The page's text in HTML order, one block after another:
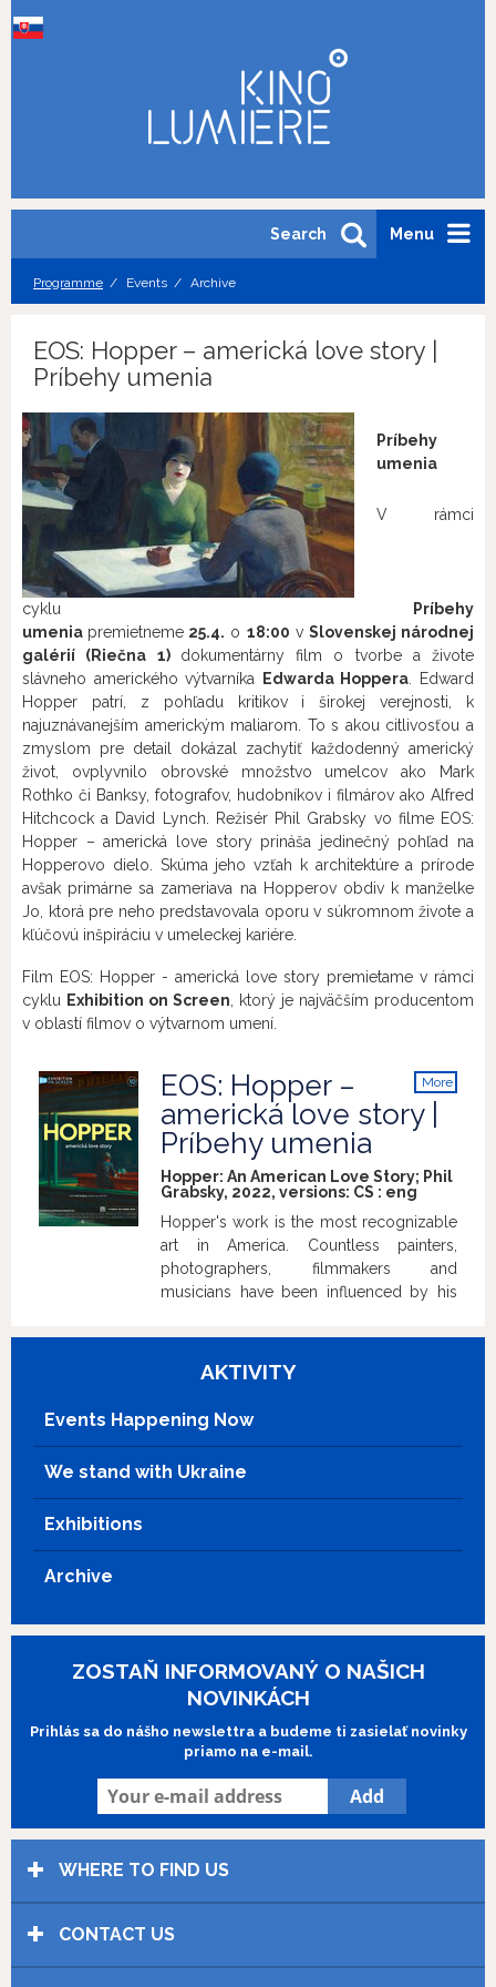
Menu
Search
Programme Events Archive
EOS: Hopper – americká love story |
Príbehy umenia
Príbehy
umenia
V rámci
cyklu
Príbehy
umenia premietneme 25.4. o 18:00 v Slovenskej národnej
galérií (Riečna 1) dokumentárny film o tvorbe a živote
slávneho amerického výtvarníka
Edwarda Hoppera . Edward
Hopper patrí, z pohľadu kritikov i širokej verejnosti, k
najuznávanejším americkým maliarom. To s akou citlivosťou a
zmyslom pre detail dokázal zachytiť každodenný americký
život, ovplyvnilo obrovské množstvo umelcov ako Mark
Rothko či Banksy, fotografov, hudobníkov i filmárov ako Alfred
Hitchcock a David Lynch. Režisér Phil Grabsky vo filme EOS:
Hopper – americká love story prináša jedinečný pohľad na
Hopperovo dielo. Skúma jeho vzťah k architektúre a prírode
avšak primárne sa zameriava na Hopperov obdiv k manželke
Jo, ktorá pre neho predstavovala oporu v súkromnom živote a
kľúčovú inšpiráciu v umeleckej kariére.
Film EOS: Hopper - americká love story premietame v rámci
cyklu Exhibition on Screen , ktorý je najväčším producentom
v oblastí filmov o výtvarnom umení.
More
info
EOS: Hopper –
americká love story |
Príbehy umenia
Hopper: An American Love Story; Phil
Grabsky, 2022, versions: CS : eng
Hopper's work is the most recognizable
art in America. Countless painters,
photographers, filmmakers and
musicians have been influenced by his
struggling illustrator create such a
bounty of notable work?
AKTIVITY
Events Happening Now
We stand with Ukraine
Exhibitions
Archive
ZOSTAŇ INFORMOVANÝ O NAŠICH
NOVINKÁCH
Prihlás sa do nášho newslettra a budeme ti zasielať novinky
priamo na e-mail.
WHERE TO FIND US
CONTACT US